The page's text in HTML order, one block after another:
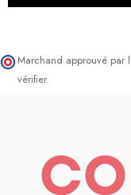
Marchand approuvé par
vérifier.